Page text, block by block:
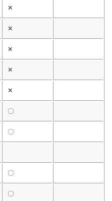
✕
✕
✕
✕
✕
〇
〇
〇
〇